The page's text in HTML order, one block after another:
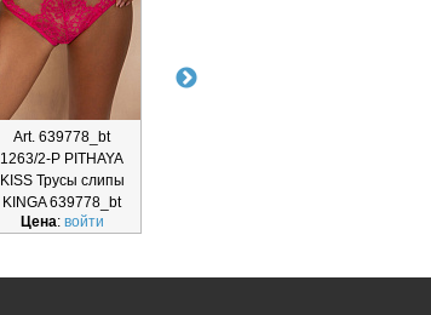
Art. 639778_bt
1263/2-P PITHAYA
KISS Трусы слипы
KINGA 639778_bt
Цена: войти